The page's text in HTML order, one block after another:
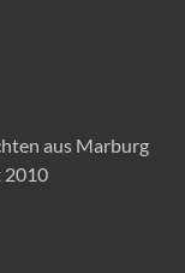
aus Marburg
2010